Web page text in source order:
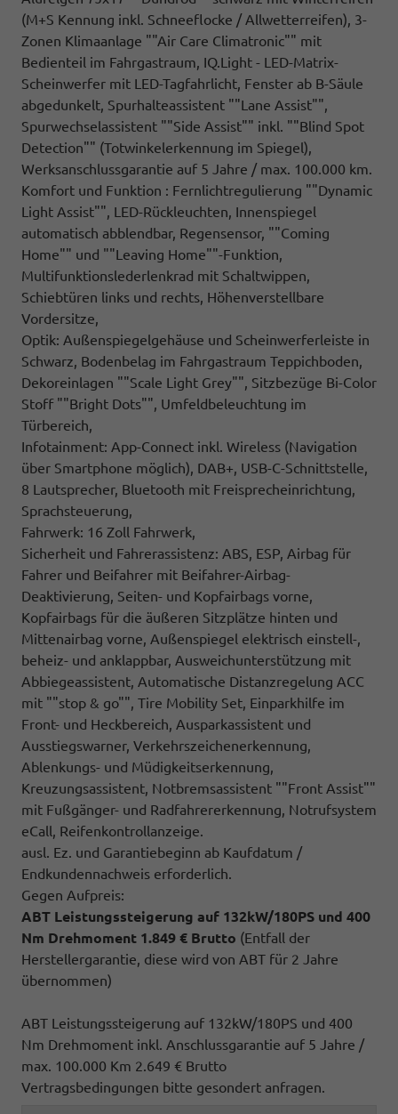
(M+S Kennung inkl. Schneeflocke / Allwetterreifen), 3-
Zonen Klimaanlage ""Air Care Climatronic"" mit
Bedienteil im Fahrgastraum, IQ.Light - LED-Matrix-
Scheinwerfer mit LED-Tagfahrlicht, Fenster ab B-Säule
abgedunkelt, Spurhalteassistent ""Lane Assist"",
Spurwechselassistent ""Side Assist"" inkl. ""Blind Spot
Detection"" (Totwinkelerkennung im Spiegel),
Werksanschlussgarantie auf 5 Jahre / max. 100.000 km.
Komfort und Funktion : Fernlichtregulierung ""Dynamic
Light Assist"", LED-Rückleuchten, Innenspiegel
automatisch abblendbar, Regensensor, ""Coming
Home"" und ""Leaving Home""-Funktion,
Multifunktionslederlenkrad mit Schaltwippen,
Schiebtüren links und rechts, Höhenverstellbare
Vordersitze,
Optik: Außenspiegelgehäuse und Scheinwerferleiste in
Schwarz, Bodenbelag im Fahrgastraum Teppichboden,
Dekoreinlagen ""Scale Light Grey"", Sitzbezüge Bi-Color
Stoff ""Bright Dots"", Umfeldbeleuchtung im
Türbereich,
Infotainment: App-Connect inkl. Wireless (Navigation
über Smartphone möglich), DAB+, USB-C-Schnittstelle,
8 Lautsprecher, Bluetooth mit Freisprecheinrichtung,
Sprachsteuerung,
Fahrwerk: 16 Zoll Fahrwerk,
Sicherheit und Fahrerassistenz: ABS, ESP, Airbag für
Fahrer und Beifahrer mit Beifahrer-Airbag-
Deaktivierung, Seiten- und Kopfairbags vorne,
Kopfairbags für die äußeren Sitzplätze hinten und
Mittenairbag vorne, Außenspiegel elektrisch einstell-,
beheiz- und anklappbar, Ausweichunterstützung mit
Abbiegeassistent, Automatische Distanzregelung ACC
mit ""stop & go"", Tire Mobility Set, Einparkhilfe im
Front- und Heckbereich, Ausparkassistent und
Ausstiegswarner, Verkehrszeichenerkennung,
Ablenkungs- und Müdigkeitserkennung,
Kreuzungsassistent, Notbremsassistent ""Front Assist""
mit Fußgänger- und Radfahrererkennung, Notrufsystem
eCall, Reifenkontrollanzeige.
ausl. Ez. und Garantiebeginn ab Kaufdatum /
Endkundennachweis erforderlich.
Gegen Aufpreis:
ABT Leistungssteigerung auf 132kW/180PS und 400
Nm Drehmoment 1.849 € Brutto (Entfall der
Herstellergarantie, diese wird von ABT für 2 Jahre
übernommen)
ABT Leistungssteigerung auf 132kW/180PS und 400
Nm Drehmoment inkl. Anschlussgarantie auf 5 Jahre /
max. 100.000 Km 2.649 € Brutto
Vertragsbedingungen bitte gesondert anfragen.